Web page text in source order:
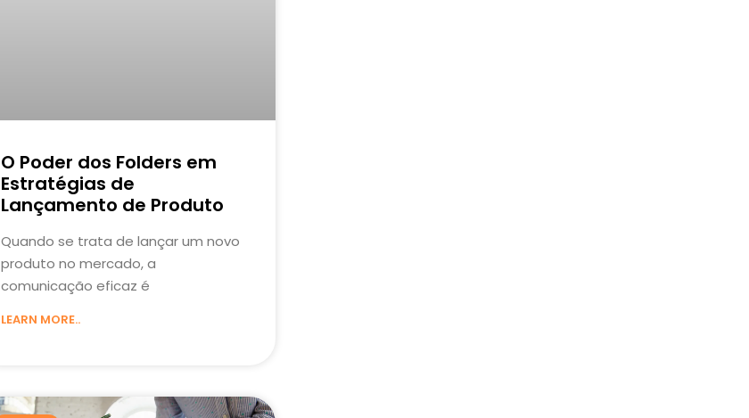
O Poder dos Folders em
Estratégias de
Lançamento de Produto
Quando se trata de lançar um novo
produto no mercado, a
comunicação eficaz é
LEARN MORE..